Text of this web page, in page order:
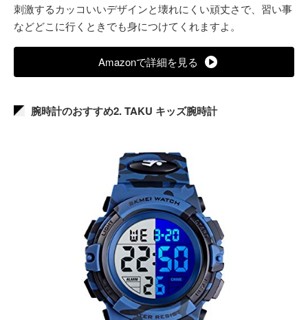
刺激するカッコいいデザインと壊れにくい頑丈さで、習い事
などどこに行くときでも身につけてくれますよ。
Amazonで詳細を見る
腕時計のおすすめ2. TAKU キッズ腕時計